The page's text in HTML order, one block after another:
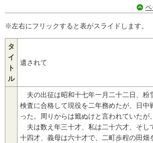
※左右にフリックすると表がスライドします。
タ
イ
ト
ル
遺されて
夫の出征は昭和十七年一月二十二日、粉
検査に合格して現役を二年務めたが、日
った。周りからは籤ぬけと言われていた
夫は数え年三十才、私は二十六才、そし
十四才、義母は六十才で、二町歩程の田